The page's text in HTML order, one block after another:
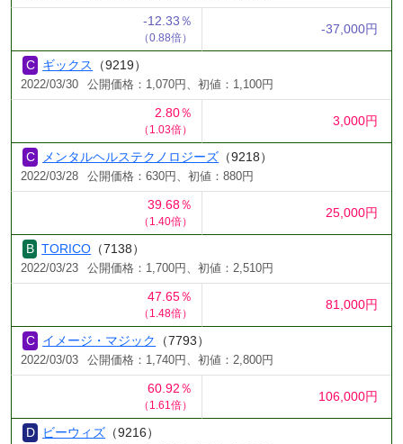
-12.33％
（0.88倍）
-37,000円
ギックス （9219）
2022/03/30 公開価格：1,070円、初値：1,100円
2.80％
（1.03倍）
3,000円
メンタルヘルステクノロジーズ （9218）
2022/03/28 公開価格：630円、初値：880円
39.68％
（1.40倍）
25,000円
TORICO （7138）
2022/03/23 公開価格：1,700円、初値：2,510円
47.65％
（1.48倍）
81,000円
イメージ・マジック （7793）
2022/03/03 公開価格：1,740円、初値：2,800円
60.92％
（1.61倍）
106,000円
ビーウィズ （9216）